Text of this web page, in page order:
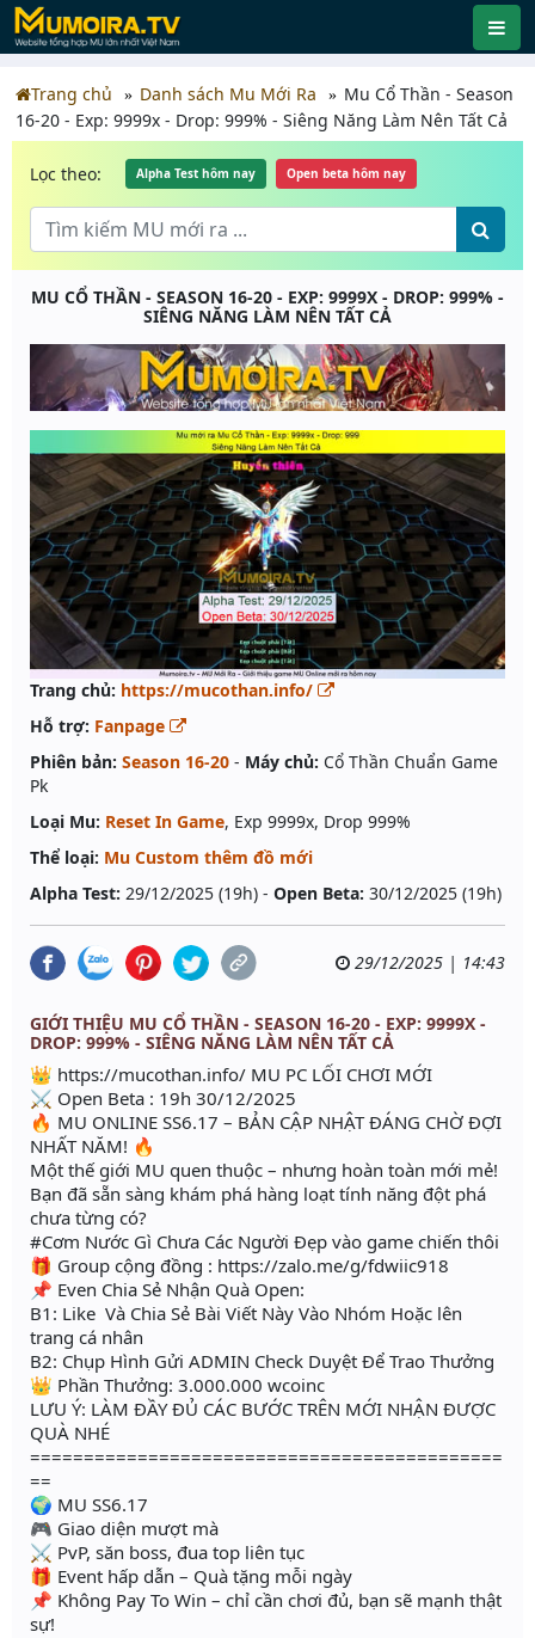
Trang chủ Danh sách Mu Mới Ra
Mu Cổ Thần - Season
16-20 - Exp: 9999x - Drop: 999% - Siêng Năng Làm Nên Tất Cả
Lọc theo: Alpha Test hôm nay Open beta hôm nay
MU CỔ THẦN - SEASON 16-20 - EXP: 9999X - DROP: 999% -
SIÊNG NĂNG LÀM NÊN TẤT CẢ
Trang chủ: https://mucothan.info/
Hỗ trợ: Fanpage
Phiên bản: Season 16-20 - Máy chủ: Cổ Thần Chuẩn Game
Pk
Loại Mu: Reset In Game, Exp 9999x, Drop 999%
Thể loại: Mu Custom thêm đồ mới
Alpha Test: 29/12/2025 (19h) - Open Beta: 30/12/2025 (19h)
29/12/2025 | 14:43
GIỚI THIỆU MU CỔ THẦN - SEASON 16-20 - EXP: 9999X -
DROP: 999% - SIÊNG NĂNG LÀM NÊN TẤT CẢ
👑 https://mucothan.info/ MU PC LỐI CHƠI MỚI
⚔ Open Beta : 19h 30/12/2025
🔥 MU ONLINE SS6.17 – BẢN CẬP NHẬT ĐÁNG CHỜ ĐỢI
NHẤT NĂM! 🔥
Một thế giới MU quen thuộc – nhưng hoàn toàn mới mẻ!
Bạn đã sẵn sàng khám phá hàng loạt tính năng đột phá
chưa từng có?
#Cơm Nước Gì Chưa Các Người Đẹp vào game chiến thôi
🎁 Group cộng đồng : https://zalo.me/g/fdwiic918
📌 Even Chia Sẻ Nhận Quà Open:
B1: Like Và Chia Sẻ Bài Viết Này Vào Nhóm Hoặc lên
trang cá nhân
B2: Chụp Hình Gửi ADMIN Check Duyệt Để Trao Thưởng
👑 Phần Thưởng: 3.000.000 wcoinc
LƯU Ý: LÀM ĐẦY ĐỦ CÁC BƯỚC TRÊN MỚI NHẬN ĐƯỢC
QUÀ NHÉ
============================================
==
🌍 MU SS6.17
🎮 Giao diện mượt mà
⚔️ PvP, săn boss, đua top liên tục
🎁 Event hấp dẫn – Quà tặng mỗi ngày
📌 Không Pay To Win – chỉ cần chơi đủ, bạn sẽ mạnh thật
sự!